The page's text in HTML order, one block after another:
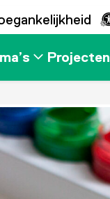
Projecten